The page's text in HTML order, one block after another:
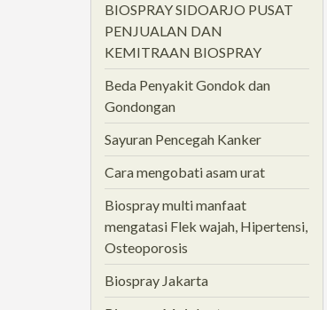
BIOSPRAY SIDOARJO PUSAT
PENJUALAN DAN
KEMITRAAN BIOSPRAY
Beda Penyakit Gondok dan
Gondongan
Sayuran Pencegah Kanker
Cara mengobati asam urat
Biospray multi manfaat
mengatasi Flek wajah, Hipertensi,
Osteoporosis
Biospray Jakarta